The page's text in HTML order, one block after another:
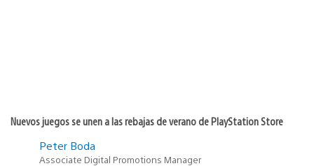
Nuevos juegos se unen a las rebajas de verano de PlayStation Store
Peter Boda
Associate Digital Promotions Manager